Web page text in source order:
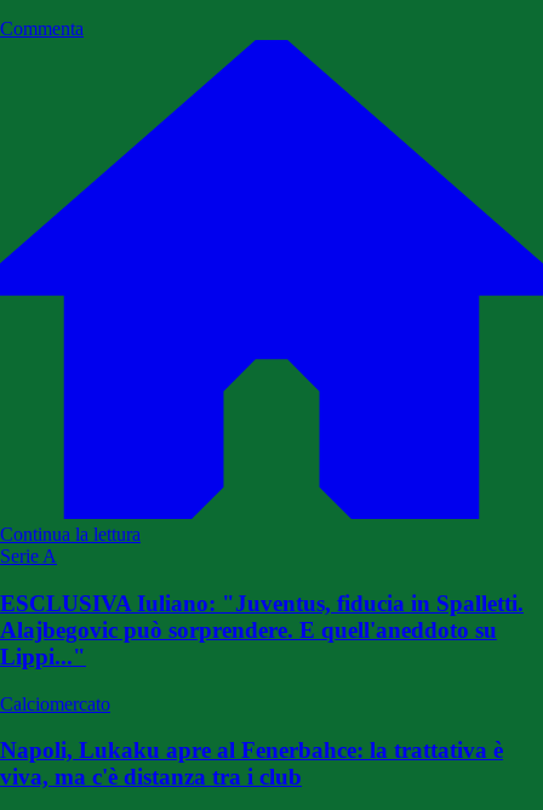
Commenta
Continua la lettura
Serie A
ESCLUSIVA Iuliano: "Juventus, fiducia in Spalletti.
Alajbegovic può sorprendere. E quell'aneddoto su
Lippi..."
Calciomercato
Napoli, Lukaku apre al Fenerbahce: la trattativa è
viva, ma c'è distanza tra i club